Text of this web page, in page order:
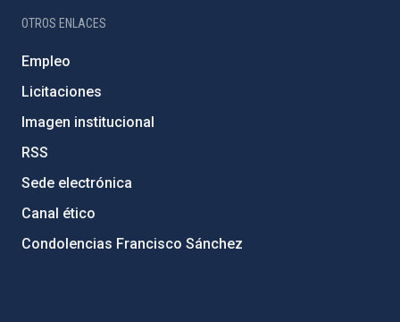
OTROS ENLACES
Empleo
Licitaciones
Imagen institucional
RSS
Sede electrónica
Canal ético
Condolencias Francisco Sánchez